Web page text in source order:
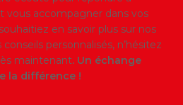
vous accompagner dans vos
en savoir plus sur nos
personnalisés, n’hésitez
maintenant. Un échange
la différence !